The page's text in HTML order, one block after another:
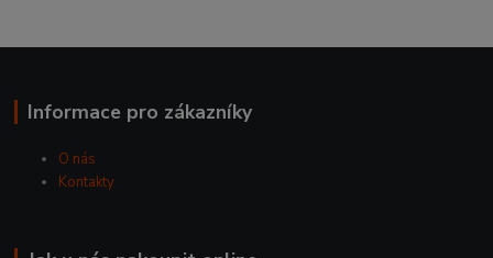
Informace pro zákazníky
O nás
Kontakty